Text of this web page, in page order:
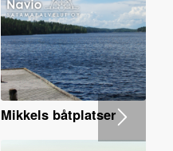
Mikkels båtplatser